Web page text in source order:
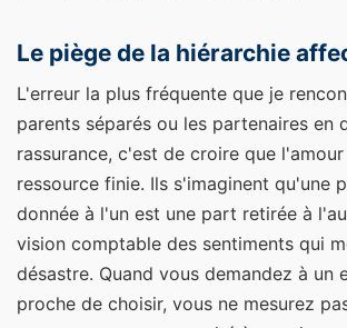
Le piège de la hiérarchie
L'erreur la plus fréquente que je
parents séparés ou les partenaires en
rassurance, c'est de croire que
ressource finie. Ils s'imaginent qu'une
donnée à l'un est une part retirée à
vision comptable des sentiments qui
désastre. Quand vous demandez à un
proche de choisir, vous ne mesurez